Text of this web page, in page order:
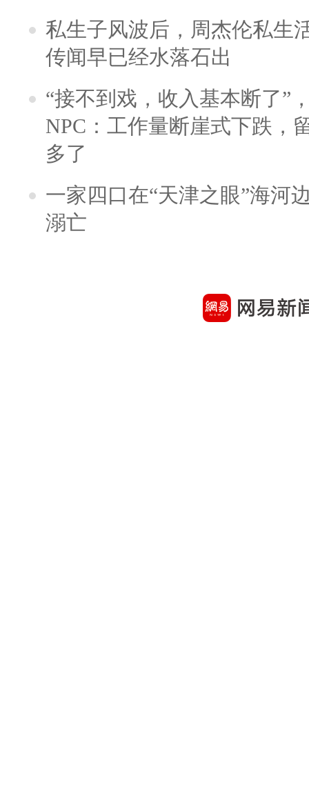
私生子风波后，周杰伦私生
传闻早已经水落石出
“接不到戏，收入基本断了”
NPC：工作量断崖式下跌，
多了
一家四口在“天津之眼”海河
溺亡